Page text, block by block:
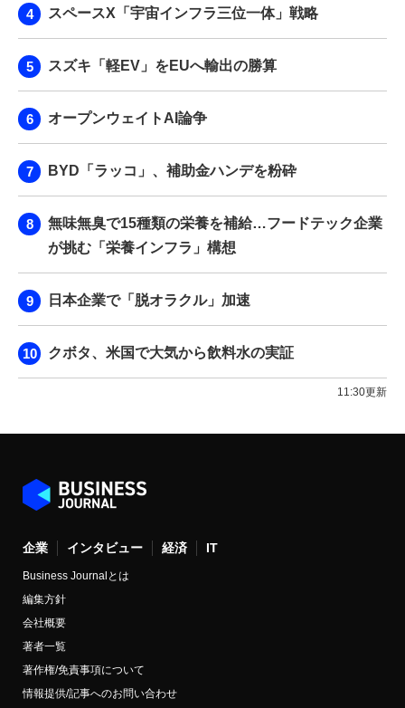
スペースX「宇宙インフラ三位一体」戦略
スズキ「軽EV」をEUへ輸出の勝算
オープンウェイトAI論争
BYD「ラッコ」、補助金ハンデを粉砕
無味無臭で15種類の栄養を補給…フードテック企業
が挑む「栄養インフラ」構想
日本企業で「脱オラクル」加速
クボタ、米国で大気から飲料水の実証
11:30更新
企業 インタビュー 経済 IT
Business Journalとは
編集方針
会社概要
著者一覧
著作権/免責事項について
情報提供/記事へのお問い合わせ